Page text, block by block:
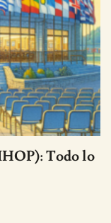
Todo lo